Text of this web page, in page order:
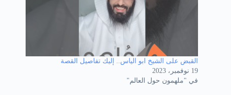
القبض على الشيخ ابو الياس.. إليك تفاصيل القصة
19 نوفمبر، 2023
في "ملهمون حول العالم"